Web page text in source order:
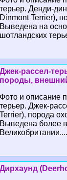
терьер. Денди-
Dinmont Terrier),
Выведена на
шотландских
Джек-рассел-
породы,
Фото и описание
терьер. Джек-
Terrier), порода
Выведена более
Великобритании....
Дирхаунд